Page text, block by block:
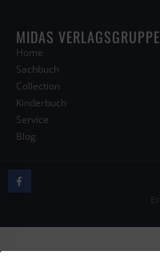
MIDAS VERLAGSGRUPPE
Home
Sachbuch
Collection
Kinderbuch
Service
Blog